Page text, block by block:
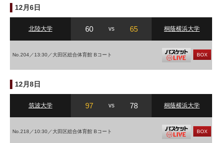
12月6日
北陸大学 60 vs 65 桐蔭横浜大学
No.204／13:30／大田区総合体育館 Bコート BOX
12月8日
筑波大学 97 vs 78 桐蔭横浜大学
No.218／10:30／大田区総合体育館 Bコート BOX